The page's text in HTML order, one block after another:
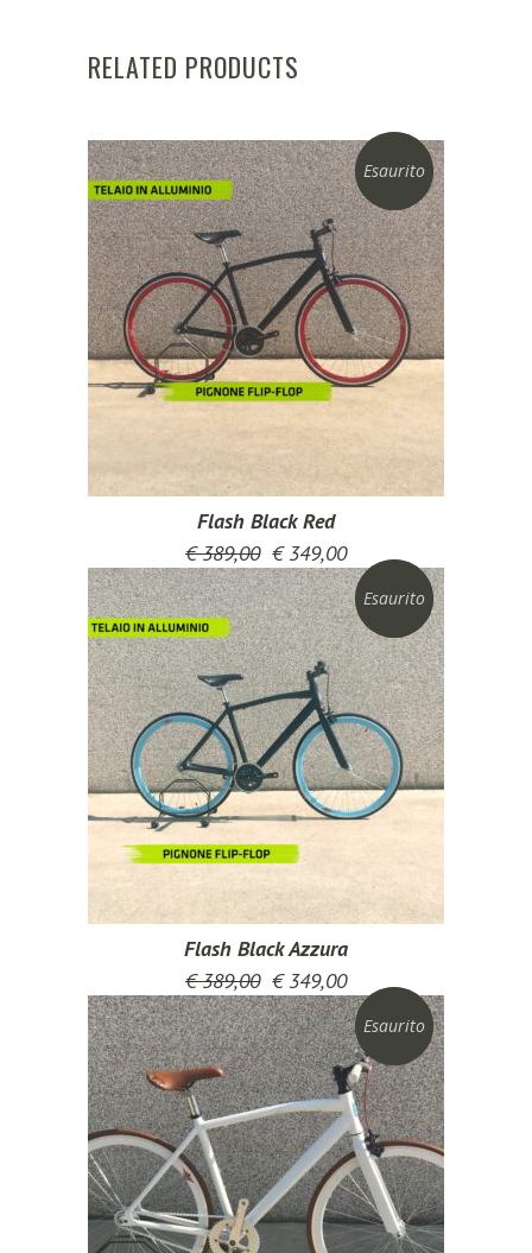
RELATED PRODUCTS
Sconto
Esaurito
Flash Black Red
€389,00 €349,00
Sconto
Esaurito
Flash Black Azzura
€389,00 €349,00
Sconto
Esaurito